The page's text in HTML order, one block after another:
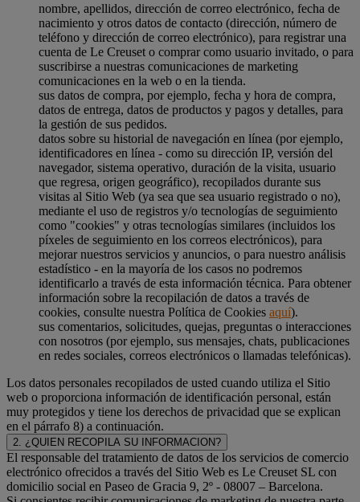
nombre, apellidos, dirección de correo electrónico, fecha de
nacimiento y otros datos de contacto (dirección, número de
teléfono y dirección de correo electrónico), para registrar una
cuenta de Le Creuset o comprar como usuario invitado, o para
suscribirse a nuestras comunicaciones de marketing
comunicaciones en la web o en la tienda.
sus datos de compra, por ejemplo, fecha y hora de compra,
datos de entrega, datos de productos y pagos y detalles, para
la gestión de sus pedidos.
datos sobre su historial de navegación en línea (por ejemplo,
identificadores en línea - como su dirección IP, versión del
navegador, sistema operativo, duración de la visita, usuario
que regresa, origen geográfico), recopilados durante sus
visitas al Sitio Web (ya sea que sea usuario registrado o no),
mediante el uso de registros y/o tecnologías de seguimiento
como "cookies" y otras tecnologías similares (incluidos los
píxeles de seguimiento en los correos electrónicos), para
mejorar nuestros servicios y anuncios, o para nuestro análisis
estadístico - en la mayoría de los casos no podremos
identificarlo a través de esta información técnica. Para obtener
información sobre la recopilación de datos a través de
cookies, consulte nuestra Política de Cookies aquí).
sus comentarios, solicitudes, quejas, preguntas o interacciones
con nosotros (por ejemplo, sus mensajes, chats, publicaciones
en redes sociales, correos electrónicos o llamadas telefónicas).
Los datos personales recopilados de usted cuando utiliza el Sitio
web o proporciona información de identificación personal, están
muy protegidos y tiene los derechos de privacidad que se explican
en el párrafo 8) a continuación.
2. ¿QUIEN RECOPILA SU INFORMACION?
El responsable del tratamiento de datos de los servicios de comercio
electrónico ofrecidos a través del Sitio Web es Le Creuset SL con
domicilio social en Paseo de Gracia 9, 2º - 08007 – Barcelona.